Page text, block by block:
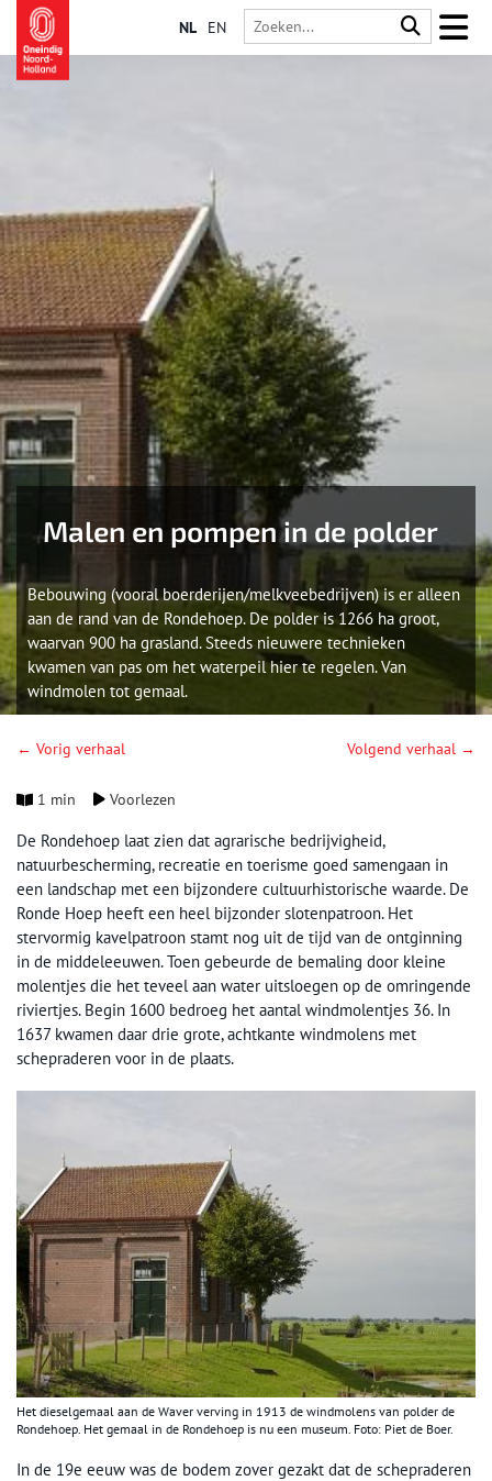
NL EN
Malen en pompen in de polder
Bebouwing (vooral boerderijen/melkveebedrijven) is er alleen
aan de rand van de Rondehoep. De polder is 1266 ha groot,
waarvan 900 ha grasland. Steeds nieuwere technieken
kwamen van pas om het waterpeil hier te regelen. Van
windmolen tot gemaal.
← Vorig verhaal Volgend verhaal →
1 min Voorlezen
De Rondehoep laat zien dat agrarische bedrijvigheid,
natuurbescherming, recreatie en toerisme goed samengaan in
een landschap met een bijzondere cultuurhistorische waarde. De
Ronde Hoep heeft een heel bijzonder slotenpatroon. Het
stervormig kavelpatroon stamt nog uit de tijd van de ontginning
in de middeleeuwen. Toen gebeurde de bemaling door kleine
molentjes die het teveel aan water uitsloegen op de omringende
riviertjes. Begin 1600 bedroeg het aantal windmolentjes 36. In
1637 kwamen daar drie grote, achtkante windmolens met
schepraderen voor in de plaats.
Het dieselgemaal aan de Waver verving in 1913 de windmolens van polder de
Rondehoep. Het gemaal in de Rondehoep is nu een museum. Foto: Piet de Boer.
In de 19e eeuw was de bodem zover gezakt dat de schepraderen